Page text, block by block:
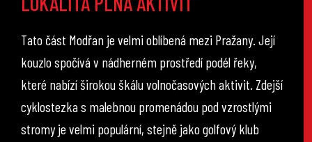
Tato část Modřan je velmi oblíbená mezi Pražany. Její
kouzlo spočívá v nádherném prostředí podél řeky,
které nabízí širokou škálu volnočasových aktivit. Zdejší
cyklostezka s malebnou promenádou pod vzrostlými
stromy je velmi populární, stejně jako golfový klub